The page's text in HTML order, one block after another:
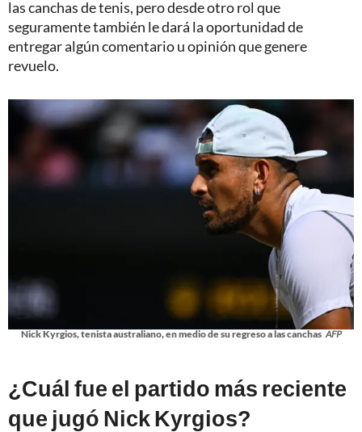
las canchas de tenis, pero desde otro rol que
seguramente también le dará la oportunidad de
entregar algún comentario u opinión que genere
revuelo.
Nick Kyrgios, tenista australiano, en medio de su regreso a las canchas AFP
¿Cuál fue el partido más reciente
que jugó Nick Kyrgios?